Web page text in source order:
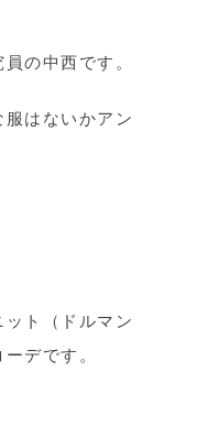
の中西です。
はないかアン
ト（ドルマン
デです。